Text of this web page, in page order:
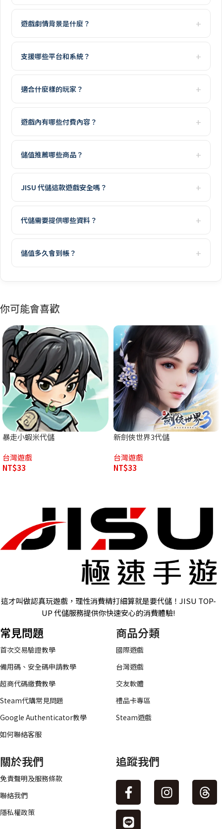
遊戲劇情背景是什麼？
支援哪些平台和系統？
適合什麼樣的玩家？
遊戲內有哪些付費內容？
儲值推薦哪些商品？
JISU 代儲這款遊戲安全嗎？
代儲需要提供哪些資料？
儲值多久會到帳？
你可能會喜歡
暴走小蝦米代儲
台灣遊戲
NT$33
新劍俠世界3代儲
台灣遊戲
NT$33
這才叫做認真玩遊戲，理性消費精打細算就是要代儲！JISU TOP-
UP 代儲服務提供你快速安心的消費體驗!
常見問題
首次交易驗證教學
備用碼、安全碼申請教學
超商代碼繳費教學
Steam代購常見問題
Google Authenticator教學
如何聯絡客服
商品分類
國際遊戲
台灣遊戲
交友軟體
禮品卡專區
Steam遊戲
關於我們
免責聲明及服務條款
聯絡我們
隱私權政策
追蹤我們